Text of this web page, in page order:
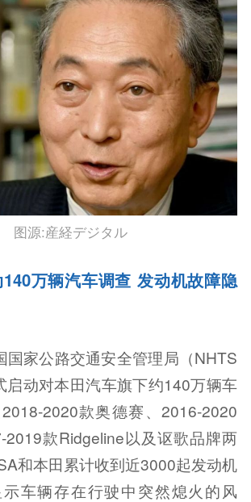
图源:産経デジタル
万辆汽车调查 发动机故障隐
国家公路交通安全管理局（NHTS
启动对本田汽车旗下约140万辆车
2020款奥德赛、2016-2020
2019款Ridgeline以及讴歌品牌两
和本田累计收到近3000起发动机
车辆存在行驶中突然熄火的风